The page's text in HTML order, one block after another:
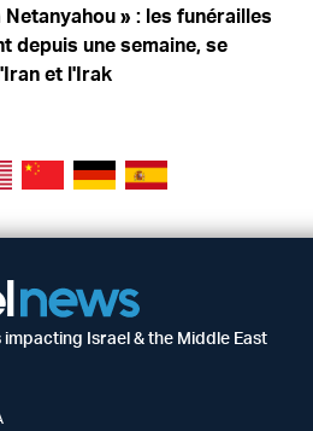
» : les funérailles
depuis une semaine, se
et l'Irak
Israel & the Middle East